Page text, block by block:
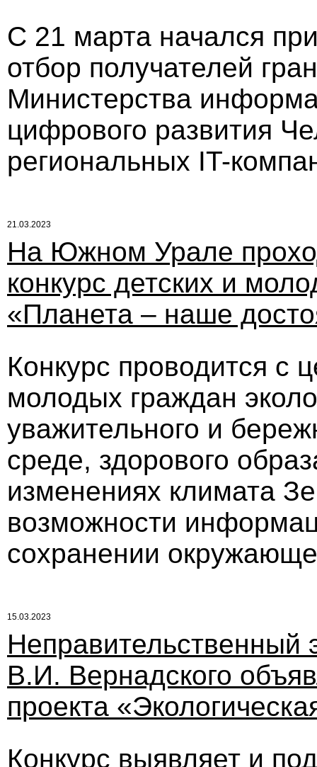
С 21 марта начался
отбор получателей
Министерства
цифрового развития
региональных IT-
21.03.2023
На Южном Урале
конкурс детских и
«Планета – наше
Конкурс проводится с
молодых граждан
уважительного и
среде, здорового
изменениях климата
возможности
сохранении
15.03.2023
Неправительственный
В.И. Вернадского
проекта
Конкурс выявляет и